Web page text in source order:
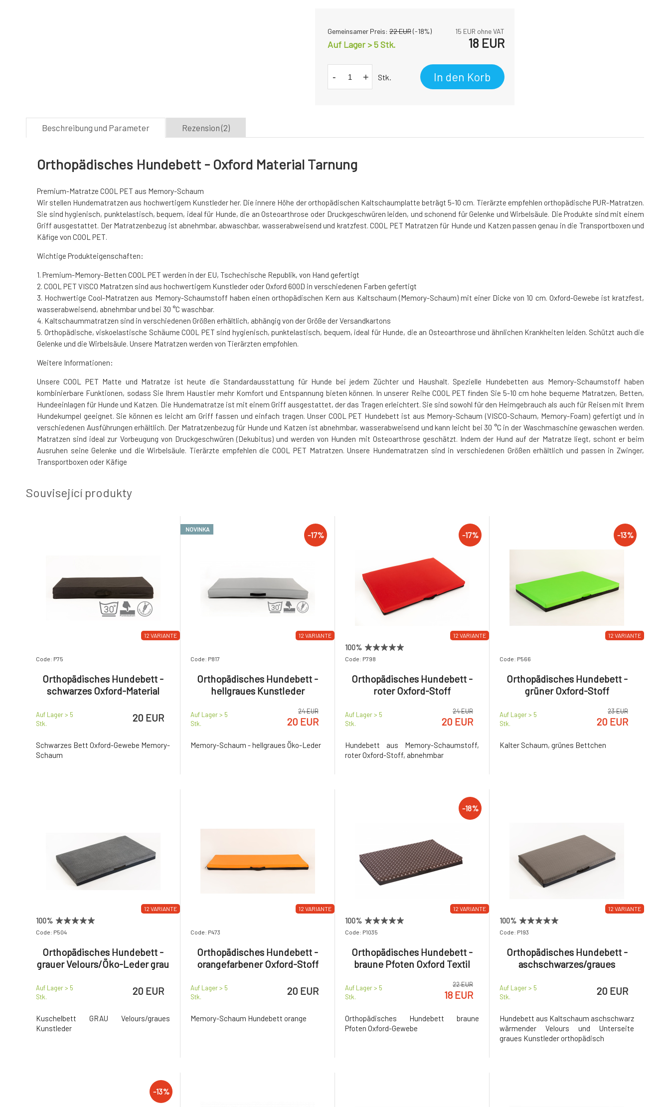
Gemeinsamer Preis: 22EUR(-18%) 15 EUR ohne VAT
Auf Lager > 5 Stk. 18 EUR
- + Stk. In den Korb
Beschreibung und Parameter Rezension (2)
Orthopädisches Hundebett - Oxford Material Tarnung
Premium-Matratze COOL PET aus Memory-Schaum
Wir stellen Hundematratzen aus hochwertigem Kunstleder her. Die innere Höhe der orthopädischen Kaltschaumplatte beträgt 5-10 cm. Tierärzte empfehlen orthopädische PUR-Matratzen.
Sie sind hygienisch, punktelastisch, bequem, ideal für Hunde, die an Osteoarthrose oder Druckgeschwüren leiden, und schonend für Gelenke und Wirbelsäule. Die Produkte sind mit einem
Griff ausgestattet. Der Matratzenbezug ist abnehmbar, abwaschbar, wasserabweisend und kratzfest. COOL PET Matratzen für Hunde und Katzen passen genau in die Transportboxen und
Käfige von COOL PET.
Wichtige Produkteigenschaften:
1. Premium-Memory-Betten COOL PET werden in der EU, Tschechische Republik, von Hand gefertigt
2. COOL PET VISCO Matratzen sind aus hochwertigem Kunstleder oder Oxford 600D in verschiedenen Farben gefertigt
3. Hochwertige Cool-Matratzen aus Memory-Schaumstoff haben einen orthopädischen Kern aus Kaltschaum (Memory-Schaum) mit einer Dicke von 10 cm. Oxford-Gewebe ist kratzfest,
wasserabweisend, abnehmbar und bei 30 °C waschbar.
4. Kaltschaummatratzen sind in verschiedenen Größen erhältlich, abhängig von der Größe der Versandkartons
5. Orthopädische, viskoelastische Schäume COOL PET sind hygienisch, punktelastisch, bequem, ideal für Hunde, die an Osteoarthrose und ähnlichen Krankheiten leiden. Schützt auch die
Gelenke und die Wirbelsäule. Unsere Matratzen werden von Tierärzten empfohlen.
Weitere Informationen:
Unsere COOL PET Matte und Matratze ist heute die Standardausstattung für Hunde bei jedem Züchter und Haushalt. Spezielle Hundebetten aus Memory-Schaumstoff haben
kombinierbare Funktionen, sodass Sie Ihrem Haustier mehr Komfort und Entspannung bieten können. In unserer Reihe COOL PET finden Sie 5-10 cm hohe bequeme Matratzen, Betten,
Hundeeinlagen für Hunde und Katzen. Die Hundematratze ist mit einem Griff ausgestattet, der das Tragen erleichtert. Sie sind sowohl für den Heimgebrauch als auch für Reisen mit Ihrem
Hundekumpel geeignet. Sie können es leicht am Griff fassen und einfach tragen. Unser COOL PET Hundebett ist aus Memory-Schaum (VISCO-Schaum, Memory-Foam) gefertigt und in
verschiedenen Ausführungen erhältlich. Der Matratzenbezug für Hunde und Katzen ist abnehmbar, wasserabweisend und kann leicht bei 30 °C in der Waschmaschine gewaschen werden.
Matratzen sind ideal zur Vorbeugung von Druckgeschwüren (Dekubitus) und werden von Hunden mit Osteoarthrose geschätzt. Indem der Hund auf der Matratze liegt, schont er beim
Ausruhen seine Gelenke und die Wirbelsäule. Tierärzte empfehlen die COOL PET Matratzen. Unsere Hundematratzen sind in verschiedenen Größen erhältlich und passen in Zwinger,
Transportboxen oder Käfige
Související produkty
12 VARIANTE
Code: P75
Orthopädisches Hundebett -
schwarzes Oxford-Material
Auf Lager > 5
Stk.
20 EUR
Schwarzes Bett Oxford-Gewebe Memory-
Schaum
12 VARIANTE
NOVINKA
-17%
Code: P817
Orthopädisches Hundebett -
hellgraues Kunstleder
Auf Lager > 5
Stk.
24 EUR
20 EUR
Memory-Schaum - hellgraues Öko-Leder
12 VARIANTE
-17%
100%
Code: P798
Orthopädisches Hundebett -
roter Oxford-Stoff
Auf Lager > 5
Stk.
24 EUR
20 EUR
Hundebett aus Memory-Schaumstoff,
roter Oxford-Stoff, abnehmbar
12 VARIANTE
-13%
Code: P566
Orthopädisches Hundebett -
grüner Oxford-Stoff
Auf Lager > 5
Stk.
23 EUR
20 EUR
Kalter Schaum, grünes Bettchen
12 VARIANTE
100%
Code: P504
Orthopädisches Hundebett -
grauer Velours/Öko-Leder grau
Auf Lager > 5
Stk.
20 EUR
Kuschelbett GRAU Velours/graues
Kunstleder
12 VARIANTE
Code: P473
Orthopädisches Hundebett -
orangefarbener Oxford-Stoff
Auf Lager > 5
Stk.
20 EUR
Memory-Schaum Hundebett orange
12 VARIANTE
-18%
100%
Code: P1035
Orthopädisches Hundebett -
braune Pfoten Oxford Textil
Auf Lager > 5
Stk.
22 EUR
18 EUR
Orthopädisches Hundebett braune
Pfoten Oxford-Gewebe
12 VARIANTE
100%
Code: P193
Orthopädisches Hundebett -
aschschwarzes/graues
Auf Lager > 5
Stk.
20 EUR
Hundebett aus Kaltschaum aschschwarz
wärmender Velours und Unterseite
graues Kunstleder orthopädisch
-13%